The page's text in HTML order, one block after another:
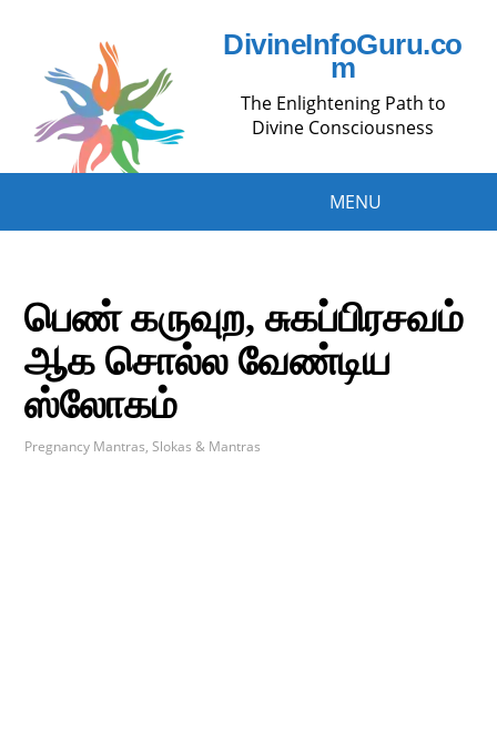
DivineInfoGuru.co
m
The Enlightening Path to
Divine Consciousness
MENU
பெண் கருவுற, சுகப்பிரசவம்
ஆக சொல்ல வேண்டிய
ஸ்லோகம்
Pregnancy Mantras,Slokas & Mantras